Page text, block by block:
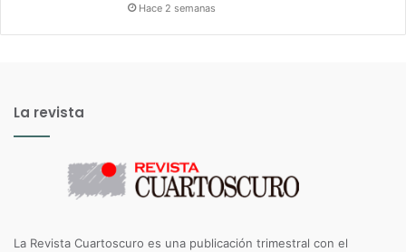
Hace 2 semanas
La revista
La Revista Cuartoscuro es una publicación trimestral con el